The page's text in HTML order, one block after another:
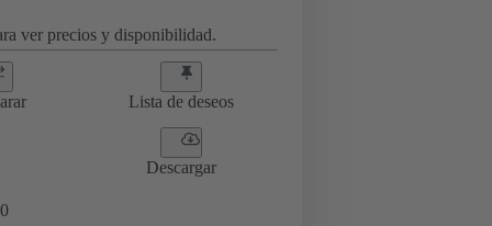
ver precios y disponibilidad.
Lista de deseos
Descargar
0